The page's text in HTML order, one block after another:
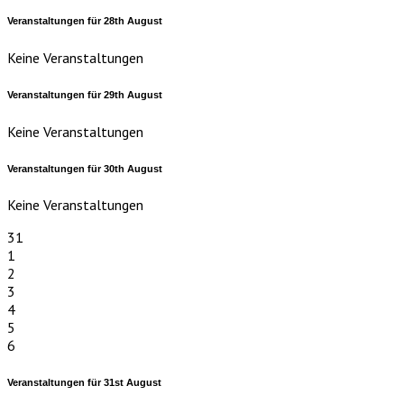
Veranstaltungen für28th August
Keine Veranstaltungen
Veranstaltungen für29th August
Keine Veranstaltungen
Veranstaltungen für30th August
Keine Veranstaltungen
31
1
2
3
4
5
6
Veranstaltungen für31st August